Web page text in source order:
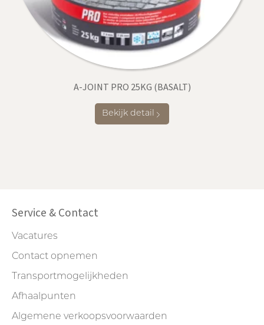
A-JOINT PRO 25KG (BASALT)
Bekijk detail
Service & Contact
Vacatures
Contact opnemen
Transportmogelijkheden
Afhaalpunten
Algemene verkoopsvoorwaarden